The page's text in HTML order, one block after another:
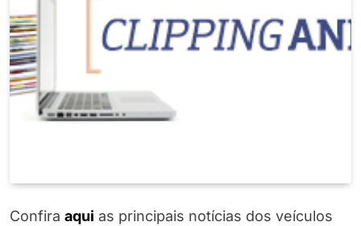
Confira aqui as principais notícias dos veículos